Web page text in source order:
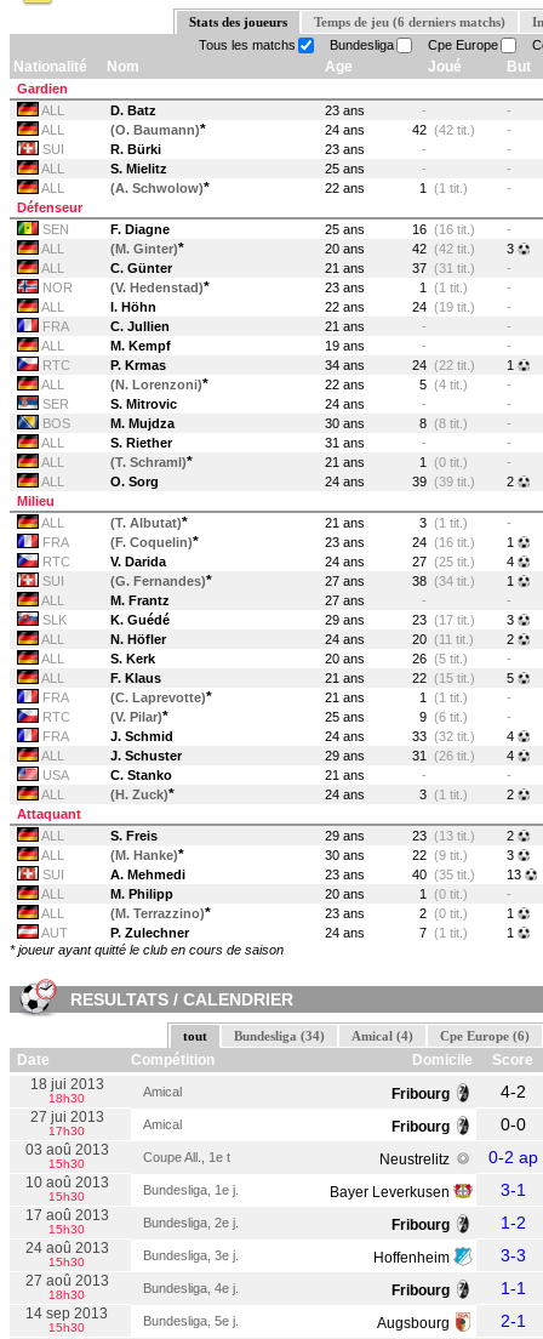
Stats des joueurs Temps de jeu (6 derniers matchs)
Tous les matchs
Bundesliga Cpe Europe
Nationalité Nom Age Joué But
Gardien
ALL
D. Batz 23 ans -
-
ALL
(O. Baumann)* 24 ans 42 (42 tit.)
-
SUI
R. Bürki 23 ans -
-
ALL
S. Mielitz 25 ans -
-
ALL
(A. Schwolow)* 22 ans 1 (1 tit.)
-
Défenseur
SEN
F. Diagne 25 ans 16 (16 tit.)
-
ALL
(M. Ginter)* 20 ans 42 (42 tit.)
3
ALL
C. Günter 21 ans 37 (31 tit.)
-
NOR
(V. Hedenstad)* 23 ans 1 (1 tit.)
-
ALL
I. Höhn 22 ans 24 (19 tit.)
-
FRA
C. Jullien 21 ans -
-
ALL
M. Kempf 19 ans -
-
RTC
P. Krmas 34 ans 24 (22 tit.)
1
ALL
(N. Lorenzoni)* 22 ans 5 (4 tit.)
-
SER
S. Mitrovic 24 ans -
-
BOS
M. Mujdza 30 ans 8 (8 tit.)
-
ALL
S. Riether 31 ans -
-
ALL
(T. Schraml)* 21 ans 1 (0 tit.)
-
ALL
O. Sorg 24 ans 39 (39 tit.)
2
Milieu
ALL
(T. Albutat)* 21 ans 3 (1 tit.)
-
FRA
(F. Coquelin)* 23 ans 24 (16 tit.)
1
RTC
V. Darida 24 ans 27 (25 tit.)
4
SUI
(G. Fernandes)* 27 ans 38 (34 tit.)
1
ALL
M. Frantz 27 ans -
-
SLK
K. Guédé 29 ans 23 (17 tit.)
3
ALL
N. Höfler 24 ans 20 (11 tit.)
2
ALL
S. Kerk 20 ans 26 (5 tit.)
-
ALL
F. Klaus 21 ans 22 (15 tit.)
5
FRA
(C. Laprevotte)* 21 ans 1 (1 tit.)
-
RTC
(V. Pilar)* 25 ans 9 (6 tit.)
-
FRA
J. Schmid 24 ans 33 (32 tit.)
4
ALL
J. Schuster 29 ans 31 (26 tit.)
4
USA
C. Stanko 21 ans -
-
ALL
(H. Zuck)* 24 ans 3 (1 tit.)
2
Attaquant
ALL
S. Freis 29 ans 23 (13 tit.)
2
ALL
(M. Hanke)* 30 ans 22 (9 tit.)
3
SUI
A. Mehmedi 23 ans 40 (35 tit.)
13
ALL
M. Philipp 20 ans 1 (0 tit.)
-
ALL
(M. Terrazzino)* 23 ans 2 (0 tit.)
1
AUT
P. Zulechner 24 ans 7 (1 tit.)
1
* joueur ayant quitté le club en cours de saison
RESULTATS / CALENDRIER
tout Bundesliga (34) Amical (4) Cpe Europe (6)
Date Compétition Domicile
Score
18 jui 2013
18h30 Amical Fribourg 4-2
27 jui 2013
17h30 Amical Fribourg 0-0
03 aoû 2013
15h30 Coupe All., 1e t Neustrelitz 0-2 ap
10 aoû 2013
15h30 Bundesliga, 1e j. Bayer Leverkusen 3-1
17 aoû 2013
15h30 Bundesliga, 2e j. Fribourg 1-2
24 aoû 2013
15h30 Bundesliga, 3e j. Hoffenheim 3-3
27 aoû 2013
18h30 Bundesliga, 4e j. Fribourg 1-1
14 sep 2013
15h30 Bundesliga, 5e j. Augsbourg 2-1